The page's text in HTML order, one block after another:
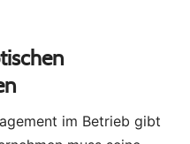
im Betrieb gibt